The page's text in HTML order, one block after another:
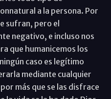
a la persona. Por
sufran, pero el
negativo, e incluso nos
que humanicemos los
caso es legítimo
mediante cualquier
más que se las disfrace